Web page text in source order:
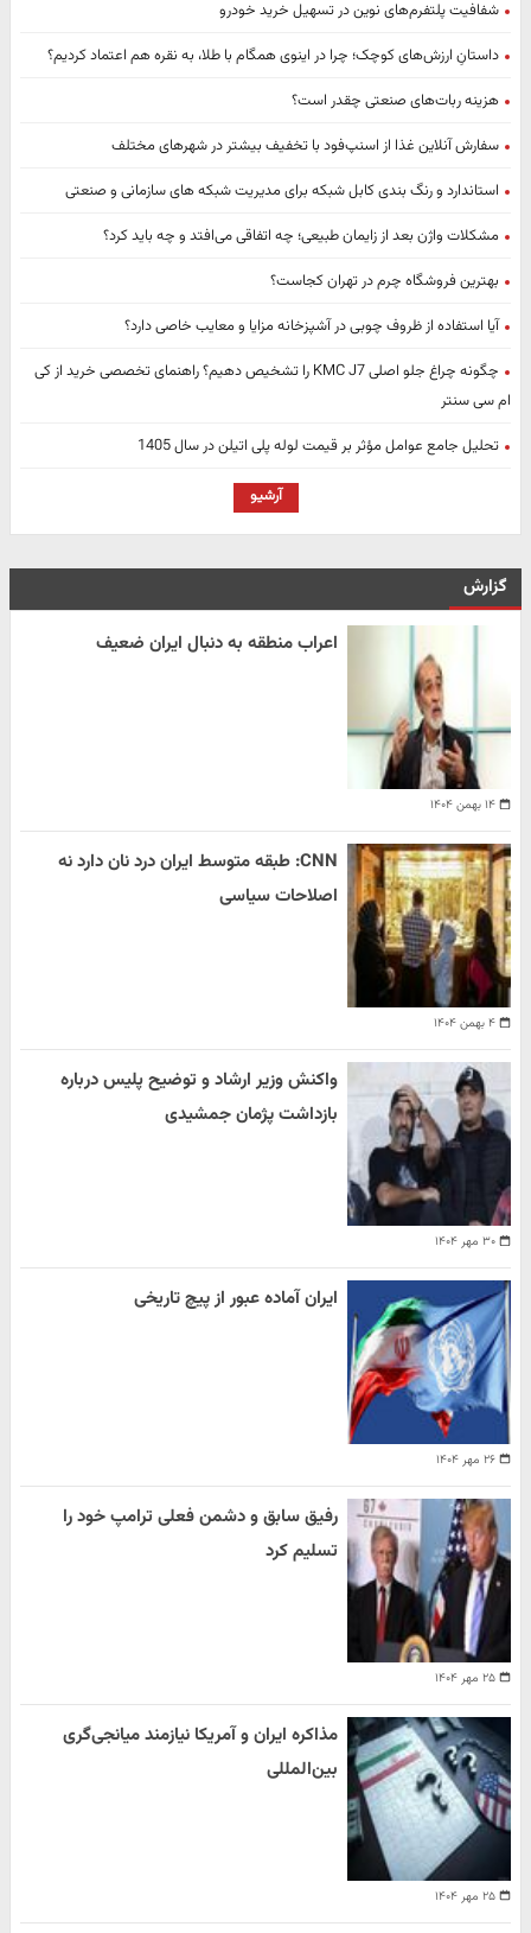
شفافیت پلتفرم‌های نوین در تسهیل خرید خودرو
داستانِ ارزش‌های کوچک؛ چرا در اینوی همگام با طلا، به نقره هم اعتماد کردیم؟
هزینه ربات‌های صنعتی چقدر است؟
سفارش آنلاین غذا از اسنپ‌فود با تخفیف بیشتر در شهرهای مختلف
استاندارد و رنگ‌ بندی کابل شبکه برای مدیریت شبکه‌ های سازمانی و صنعتی
مشکلات واژن بعد از زایمان طبیعی؛ چه اتفاقی می‌افتد و چه باید کرد؟
بهترین فروشگاه چرم در تهران کجاست؟
آیا استفاده از ظروف چوبی در آشپزخانه مزایا و معایب خاصی دارد؟
چگونه چراغ جلو اصلی KMC J7 را تشخیص دهیم؟ راهنمای تخصصی خرید از کی
ام سی سنتر
تحلیل جامع عوامل مؤثر بر قیمت لوله پلی اتیلن در سال 1405
آرشیو
گزارش
۱۴ بهمن ۱۴۰۴
اعراب منطقه به دنبال ایران ضعیف
۴ بهمن ۱۴۰۴
CNN: طبقه متوسط ایران درد نان دارد نه
اصلاحات سیاسی
۳۰ مهر ۱۴۰۴
واکنش وزیر ارشاد و توضیح پلیس درباره
بازداشت پژمان جمشیدی
۲۶ مهر ۱۴۰۴
ایران آماده عبور از پیچ تاریخی
۲۵ مهر ۱۴۰۴
رفیق سابق و دشمن فعلی ترامپ خود را
تسلیم کرد
۲۵ مهر ۱۴۰۴
مذاکره ایران و آمریکا نیازمند میانجی‌گری
بین‌المللی